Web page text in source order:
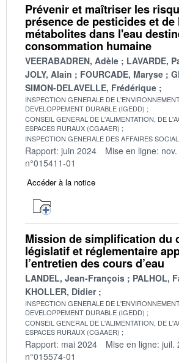
Prévenir et maîtriser les
présence de pesticides et de
métabolites dans l'eau
consommation humaine
VEERABADREN, Adèle
LAVARDE,
JOLY, Alain
FOURCADE, Maryse
SIMON-DELAVELLE, Frédérique
INSPECTION GENERALE DE
DEVELOPPEMENT DURABLE (IGEDD)
CONSEIL GENERAL DE L'ALIMENTATION, DE
ESPACES RURAUX (CGAAER)
INSPECTION GENERALE DES AFFAIRES
Rapport: juin 2024 Mise en ligne:
n°015411-01
Accéder à la notice
Mission de simplification du
législatif et réglementaire
l’entretien des cours d’eau
LANDEL, Jean-François
PALHOL,
KHOLLER, Didier
INSPECTION GENERALE DE
DEVELOPPEMENT DURABLE (IGEDD)
CONSEIL GENERAL DE L'ALIMENTATION, DE
ESPACES RURAUX (CGAAER)
Rapport: mai 2024 Mise en ligne: juil.
n°015574-01